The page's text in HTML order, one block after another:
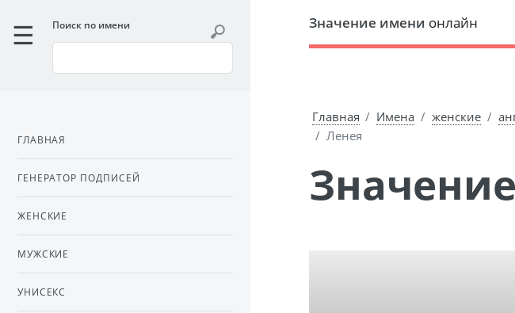
Значение имени онлайн
Главная Имена женские
Ленея
Поиск по имени
ГЛАВНАЯ
ГЕНЕРАТОР ПОДПИСЕЙ
ЖЕНСКИЕ
МУЖСКИЕ
УНИСЕКС